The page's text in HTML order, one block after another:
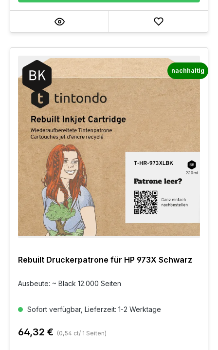
nachhaltig
Rebuilt Druckerpatrone für HP 973X Schwarz
Ausbeute: ~ Black 12.000 Seiten
Sofort verfügbar, Lieferzeit: 1-2 Werktage
64,32 € (0,54 ct/ 1 Seiten)